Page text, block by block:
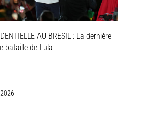
AU BRESIL : La dernière
bataille de Lula